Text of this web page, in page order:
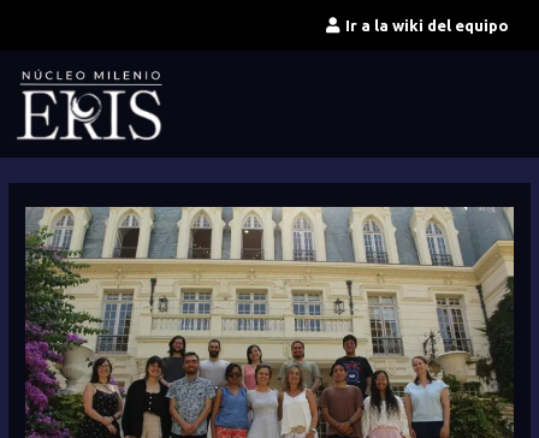
contenido
Ir a la wiki del equipo